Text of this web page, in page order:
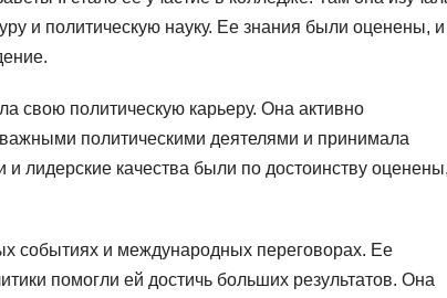
и политическую науку. Ее знания были оценены, и
свою политическую карьеру. Она активно
важными политическими деятелями и принимала
лидерские качества были по достоинству
событиях и международных переговорах. Ее
помогли ей достичь больших результатов. Она